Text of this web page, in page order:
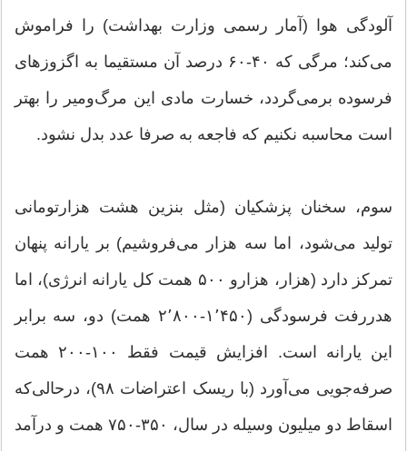
آلودگی هوا (آمار رسمی وزارت بهداشت) را فراموش
می‌کند؛ مرگی که ۴۰-۶۰ درصد آن مستقیما به اگزوزهای
فرسوده برمی‌گردد، خسارت مادی این مرگ‌ومیر را بهتر
است محاسبه نکنیم که فاجعه به صرفا عدد بدل نشود.
سوم، سخنان پزشکیان (مثل بنزین هشت هزارتومانی
تولید می‌شود، اما سه هزار می‌فروشیم) بر یارانه پنهان
تمرکز دارد (هزار، هزارو ۵۰۰ همت کل یارانه انرژی)، اما
هدررفت فرسودگی (۱٬۴۵۰-۲٬۸۰۰ همت) دو، سه برابر
این یارانه است. افزایش قیمت فقط ۱۰۰-۲۰۰ همت
صرفه‌جویی می‌آورد (با ریسک اعتراضات ۹۸)، درحالی‌که
اسقاط دو میلیون وسیله در سال، ۳۵۰-۷۵۰ همت و درآمد